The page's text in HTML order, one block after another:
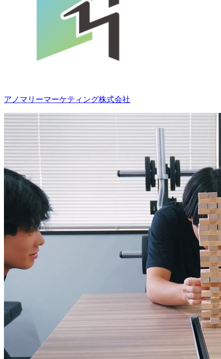
アノマリーマーケティング株式会社